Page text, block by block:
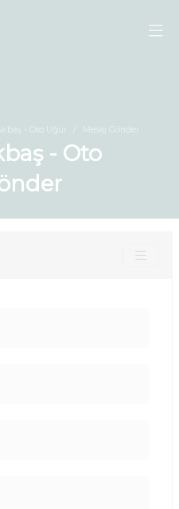
- Oto Uğur Mesaj Gönder
- Oto